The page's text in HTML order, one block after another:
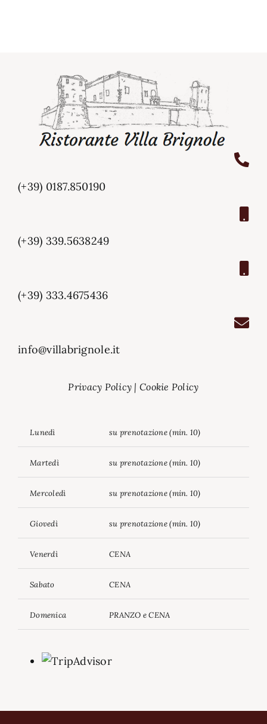
(+39) 0187.850190
(+39) 339.5638249
(+39) 333.4675436
info@villabrignole.it
Privacy Policy |Cookie Policy
Lunedì su prenotazione (min. 10)
Martedì su prenotazione (min. 10)
Mercoledì su prenotazione (min. 10)
Giovedì su prenotazione (min. 10)
Venerdì CENA
Sabato CENA
Domenica PRANZO e CENA